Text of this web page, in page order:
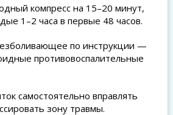
компресс на 15–20 минут,
1–2 часа в первые 48 часов.
по инструкции —
противовоспалительные
самостоятельно вправлять
зону травмы.